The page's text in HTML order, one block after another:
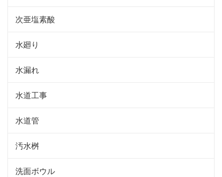
次亜塩素酸
水廻り
水漏れ
水道工事
水道管
汚水桝
洗面ボウル